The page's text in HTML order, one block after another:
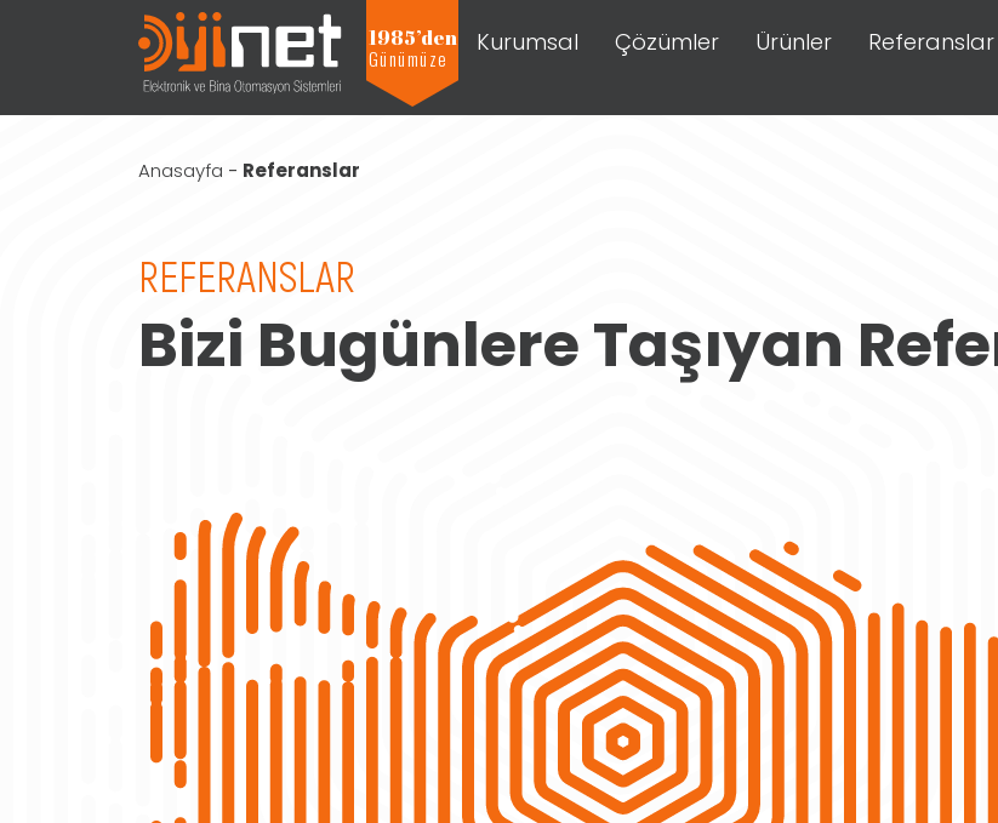
1985’den
Günümüze
Kurumsal Çözümler Ürünler Referanslar
Projeleri Görmek İçin Tıklayınız
Anasayfa - Referanslar
REFERANSLAR
Bizi Bugünlere Taşıyan